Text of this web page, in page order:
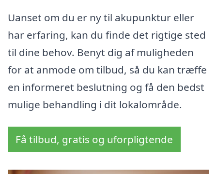
Uanset om du er ny til akupunktur eller
har erfaring, kan du finde det rigtige sted
til dine behov. Benyt dig af muligheden
for at anmode om tilbud, så du kan træffe
en informeret beslutning og få den bedst
mulige behandling i dit lokalområde.
Få tilbud, gratis og uforpligtende